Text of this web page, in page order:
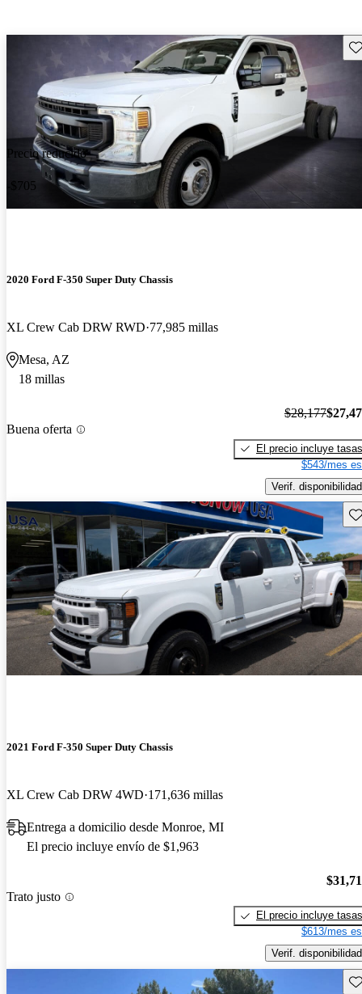
Precio reducido
-$705
2020 Ford F-350 Super Duty Chassis
XL Crew Cab DRW RWD 77,985 millas
Mesa, AZ
18 millas
Buena oferta
$28,177
El precio incluye tasas
$543/mes
Verif. disponibilidad
2021 Ford F-350 Super Duty Chassis
XL Crew Cab DRW 4WD 171,636 millas
Entrega a domicilio desde Monroe, MI
El precio incluye envío de $1,963
Trato justo
El precio incluye tasas
$613/mes
Verif. disponibilidad